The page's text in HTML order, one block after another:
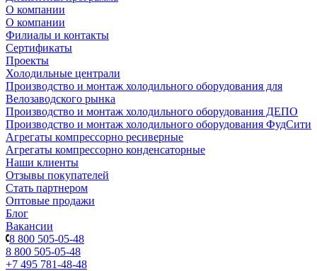
О компании
О компании
Филиалы и контакты
Сертификаты
Проекты
Холодильные централи
Производство и монтаж холодильного оборудования для
Велозаводского рынка
Производство и монтаж холодильного оборудования ДЕПО
Производство и монтаж холодильного оборудования ФудСити
Агрегаты компрессорно ресиверные
Агрегаты компрессорно конденсаторные
Наши клиенты
Отзывы покупателей
Стать партнером
Оптовые продажи
Блог
Вакансии
8 800 505-05-48
8 800 505-05-48
+7 495 781-48-48